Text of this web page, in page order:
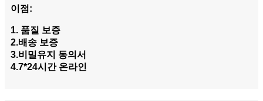
이점:
1. 품질 보증
2.배송 보증
3.비밀유지 동의서
4.7*24시간 온라인